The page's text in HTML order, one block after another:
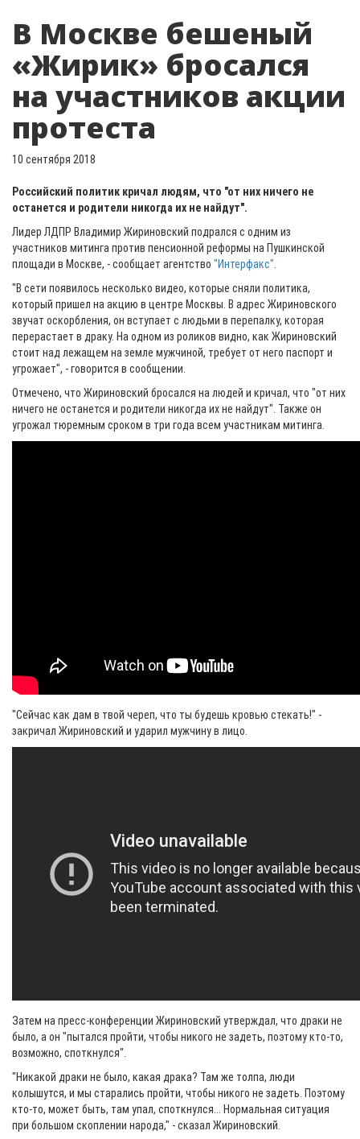
В Москве бешеный
«Жирик» бросался
на участников акции
протеста
10 сентября 2018
Российский политик кричал людям, что "от них ничего не
останется и родители никогда их не найдут".
Лидер ЛДПР Владимир Жириновский подрался с одним из
участников митинга против пенсионной реформы на Пушкинской
площади в Москве, - сообщает агентство "Интерфакс"
"В сети появилось несколько видео, которые сняли политика,
который пришел на акцию в центре Москвы. В адрес Жириновского
звучат оскорбления, он вступает с людьми в перепалку, которая
перерастает в драку. На одном из роликов видно, как Жириновский
стоит над лежащем на земле мужчиной, требует от него паспорт и
угрожает", - говорится в сообщении.
Отмечено, что Жириновский бросался на людей и кричал, что "от них
ничего не останется и родители никогда их не найдут". Также он
угрожал тюремным сроком в три года всем участникам митинга.
"Сейчас как дам в твой череп, что ты будешь кровью стекать!" -
закричал Жириновский и ударил мужчину в лицо.
Затем на пресс-конференции Жириновский утверждал, что драки не
было, а он "пытался пройти, чтобы никого не задеть, поэтому кто-то,
возможно, споткнулся".
"Никакой драки не было, какая драка? Там же толпа, люди
колышутся, и мы старались пройти, чтобы никого не задеть. Поэтому
кто-то, может быть, там упал, споткнулся... Нормальная ситуация
при большом скоплении народа," - сказал Жириновский.